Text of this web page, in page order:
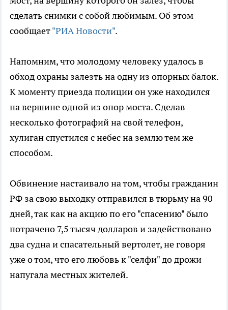
сделать снимки с собой любимым. Об этом
сообщает"РИА Новости".
Напомним, что молодому человеку удалось в
обход охраны залезть на одну из опорных балок.
К моменту приезда полиции он уже находился
на вершине одной из опор моста. Сделав
несколько фотографий на свой телефон,
хулиган спустился с небес на землю тем же
способом.
Обвинение настаивало на том, чтобы гражданин
РФ за свою выходку отправился в тюрьму на 90
дней, так как на акцию по его "спасению" было
потрачено 7,5 тысяч долларов и задействовано
два судна и спасательный вертолет, не говоря
уже о том, что его любовь к "селфи" до дрожи
напугала местных жителей.